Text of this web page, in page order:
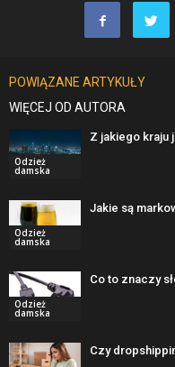
POWIĄZANE ARTYKUŁY
WIĘCEJ OD AUTORA
Odzież
damska
Z jakiego kraju
Odzież
damska
Jakie są
Odzież
damska
Co to znaczy
Czy